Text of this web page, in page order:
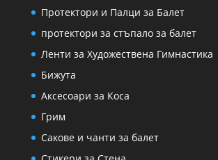
Протектори и Палци за Балет
протектори за стъпало за балет
Ленти за Художествена Гимнастика
Бижута
Аксесоари за Коса
Грим
Сакове и чанти за балет